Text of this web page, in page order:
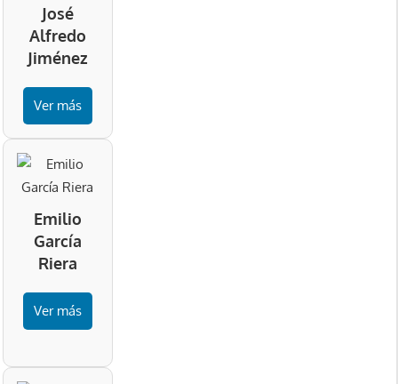
José
Alfredo
Jiménez
Ver más
Emilio
García
Riera
Ver más